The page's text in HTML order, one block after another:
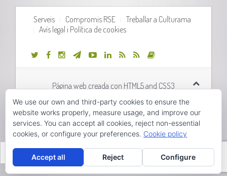
Serveis Compromis RSE
Treballar a Culturama
Avís legal i Política de cookies
Página web creada con HTML5 and CSS3
Desarrollo web realizado porOrix Systems
Hola, pincha aquí para abrir el chat.
Valencià
We use our own and third-party cookies to ensure the
website works properly, measure usage, and improve our
services. You can accept all cookies, reject non-essential
cookies, or configure your preferences. Cookie policy
Accept all Reject Configure